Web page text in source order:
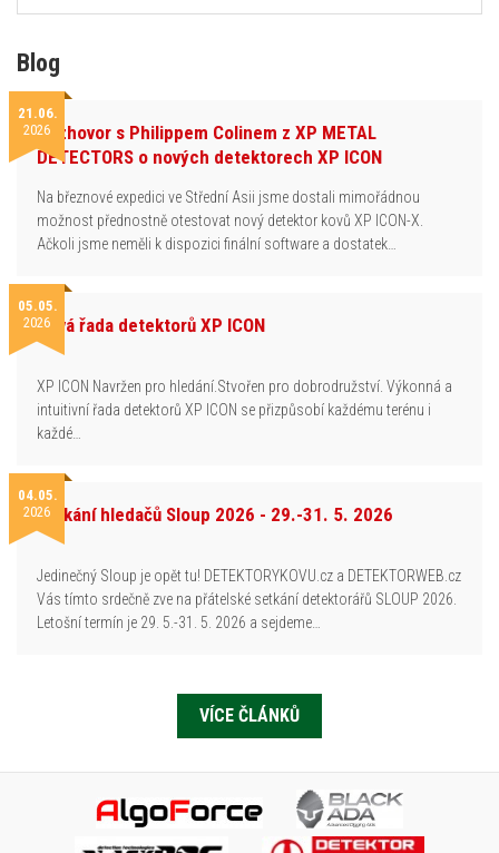
Blog
21.06.
2026Rozhovor s Philippem Colinem z XP METAL
DETECTORS o nových detektorech XP ICON
Na březnové expedici ve Střední Asii jsme dostali mimořádnou
možnost přednostně otestovat nový detektor kovů XP ICON-X.
Ačkoli jsme neměli k dispozici finální software a dostatek…
05.05.
2026Nová řada detektorů XP ICON
XP ICON Navržen pro hledání.Stvořen pro dobrodružství. Výkonná a
intuitivní řada detektorů XP ICON se přizpůsobí každému terénu i
každé…
04.05.
2026Setkání hledačů Sloup 2026 - 29.-31. 5. 2026
Jedinečný Sloup je opět tu! DETEKTORYKOVU.cz a DETEKTORWEB.cz
Vás tímto srdečně zve na přátelské setkání detektorářů SLOUP 2026.
Letošní termín je 29. 5.-31. 5. 2026 a sejdeme…
VÍCE ČLÁNKŮ